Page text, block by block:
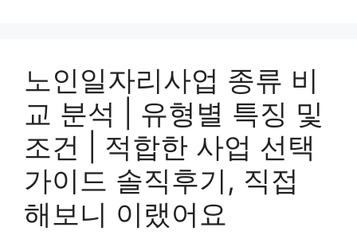
노인일자리사업 종류 비
교 분석 | 유형별 특징 및
조건 | 적합한 사업 선택
가이드 솔직후기, 직접
해보니 이랬어요